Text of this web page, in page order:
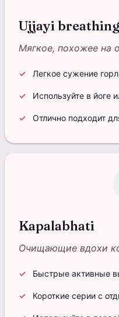
Ujjayi breathing
Мягкое, похожее на
Легкое сужение
Используйте в йоге
Отлично подходит
Kapalabhati
Очищающие вдохи
Быстрые активные
Короткие серии с